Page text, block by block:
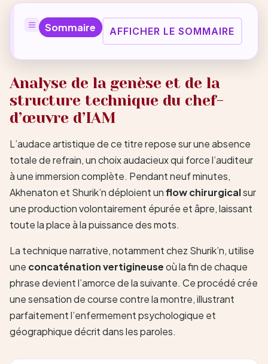
Sommaire AFFICHER LE SOMMAIRE
Analyse de la genèse et de la
structure technique du chef-
d’œuvre d’IAM
L’audace artistique de ce titre repose sur une absence
totale de refrain, un choix audacieux qui force l’auditeur
à une immersion complète. Pendant neuf minutes,
Akhenaton et Shurik’n déploient unflow chirurgicalsur
une production volontairement épurée et âpre, laissant
toute la place à la puissance des mots.
La technique narrative, notamment chez Shurik’n, utilise
une concaténation vertigineuseoù la fin de chaque
phrase devient l’amorce de la suivante. Ce procédé crée
une sensation de course contre la montre, illustrant
parfaitement l’enfermement psychologique et
géographique décrit dans les paroles.